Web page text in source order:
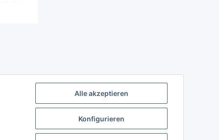
Alle akzeptieren
Konfigurieren